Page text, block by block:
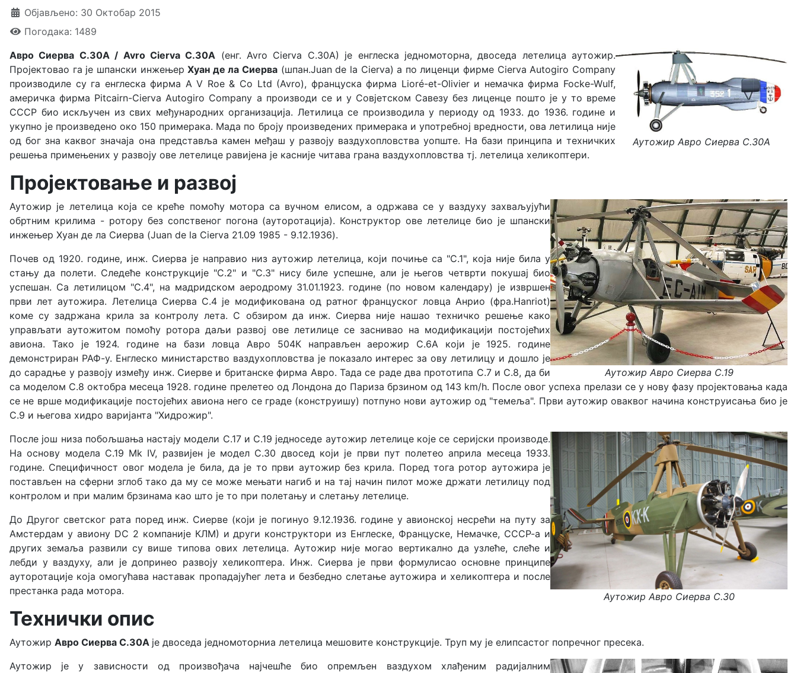
Објављено: 30 Октобар 2015
Погодака: 1489
Аутожир Авро Сиерва С.30А
Авро Сиерва С.30А / Avro Cierva C.30A (енг. Avro Cierva C.30A) је енглеска једномоторна, двоседа летелица аутожир.
Пројектовао га је шпански инжењерХуан де ла Сиерва (шпан.Juan de la Cierva) а по лиценци фирме Cierva Autogiro Company
производиле су га енглеска фирма A V Roe & Co Ltd (Avro), француска фирма Lioré-et-Olivier и немачка фирма Focke-Wulf,
америчка фирма Pitcairn-Cierva Autogiro Company а производи се и у Совјетском Савезу без лиценце пошто је у то време
СССР био искључен из свих међународних организација. Летилица се производила у периоду од 1933. до 1936. године и
укупно је произведено око 150 примерака. Мада по броју произведених примерака и употребној вредности, ова летилица није
од бог зна каквог значаја она представља камен међаш у развоју ваздухопловства уопште. На бази принципа и техничких
решења примењених у развоју ове летелице равијена је касније читава грана ваздухопловства тј. летелица хеликоптери.
Пројектовање и развој
Аутожир Авро Сиерва С.19
Аутожир је летелица која се креће помоћу мотора са вучном елисом, а одржава се у ваздуху захваљујући
обртним крилима - ротору без сопственог погона (ауторотација). Конструктор ове летелице био је шпански
инжењер Хуан де ла Сиерва (Juan de la Cierva 21.09 1985 - 9.12.1936).
Почев од 1920. године, инж. Сиерва је направио низ аутожир летелица, који почиње са "С.1", која није била у
стању да полети. Следеће конструкције "С.2" и "С.3" нису биле успешне, али је његов четврти покушај био
успешан. Са летилицом "С.4", на мадридском аеродрому 31.01.1923. године (по новом календару) је извршен
први лет аутожира. Летелица Сиерва С.4 је модификована од ратног француског ловца Анрио (фра.Hanriot)
коме су задржана крила за контролу лета. С обзиром да инж. Сиерва није нашао техничко решење како
управљати аутожитом помоћу ротора даљи развој ове летилице се заснивао на модификацији постојећих
авиона. Тако је 1924. године на бази ловца Авро 504К направљен аерожир С.6А који је 1925. године
демонстриран РАФ-у. Енглеско министарство ваздухопловства је показало интерес за ову летилицу и дошло је
до сарадње у развоју између инж. Сиерве и британске фирма Авро. Тада се раде два прототипа С.7 и С.8, да би
са моделом С.8 октобра месеца 1928. године прелетео од Лондона до Париза брзином од 143 km/h. После овог успеха прелази се у нову фазу пројектовања када
се не врше модификације постојећих авиона него се граде (конструишу) потпуно нови аутожир од "темеља". Први аутожир оваквог начина конструисања био је
С.9 и његова хидро варијанта "Хидрожир".
Аутожир Авро Сиерва С.30
После још низа побољшања настају модели С.17 и С.19 једноседе аутожир летелице које се серијски производе.
На основу модела С.19 Mk IV, развијен је модел С.30 двосед који је први пут полетео априла месеца 1933.
године. Специфичност овог модела је била, да је то први аутожир без крила. Поред тога ротор аутожира је
постављен на сферни зглоб тако да му се може мењати нагиб и на тај начин пилот може држати летилицу под
контролом и при малим брзинама као што је то при полетању и слетању летелице.
До Другог светског рата поред инж. Сиерве (који је погинуо 9.12.1936. године у авионској несрећи на путу за
Амстердам у авиону DC 2 компаније КЛМ) и други конструктори из Енглеске, Француске, Немачке, СССР-а и
других земаља развили су више типова ових летелица. Аутожир није могао вертикално да узлеће, слеће и
лебди у ваздуху, али је допринео развоју хеликоптера. Инж. Сиерва је први формулисао основне принципе
ауторотације која омогућава наставак пропадајућег лета и безбедно слетање аутожира и хеликоптера и после
престанка рада мотора.
Технички опис
Аутожир Авро Сиерва С.30А је двоседа једномоторниа летелица мешовите конструкције. Труп му је елипсастог попречног пресека.
Аутожир је у зависности од произвођача најчешће био опремљен ваздухом хлађеним радијалним